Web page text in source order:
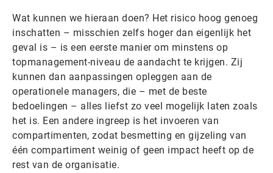
Wat kunnen we hieraan doen? Het risico hoog genoeg
inschatten – misschien zelfs hoger dan eigenlijk het
geval is – is een eerste manier om minstens op
topmanagement-niveau de aandacht te krijgen. Zij
kunnen dan aanpassingen opleggen aan de
operationele managers, die – met de beste
bedoelingen – alles liefst zo veel mogelijk laten zoals
het is. Een andere ingreep is het invoeren van
compartimenten, zodat besmetting en gijzeling van
één compartiment weinig of geen impact heeft op de
rest van de organisatie.